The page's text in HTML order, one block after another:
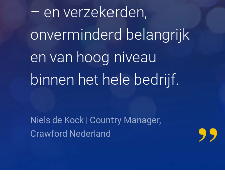
– en verzekerden,
onverminderd belangrijk
en van hoog niveau
binnen het hele bedrijf.
Niels de Kock | Country Manager,
Crawford Nederland